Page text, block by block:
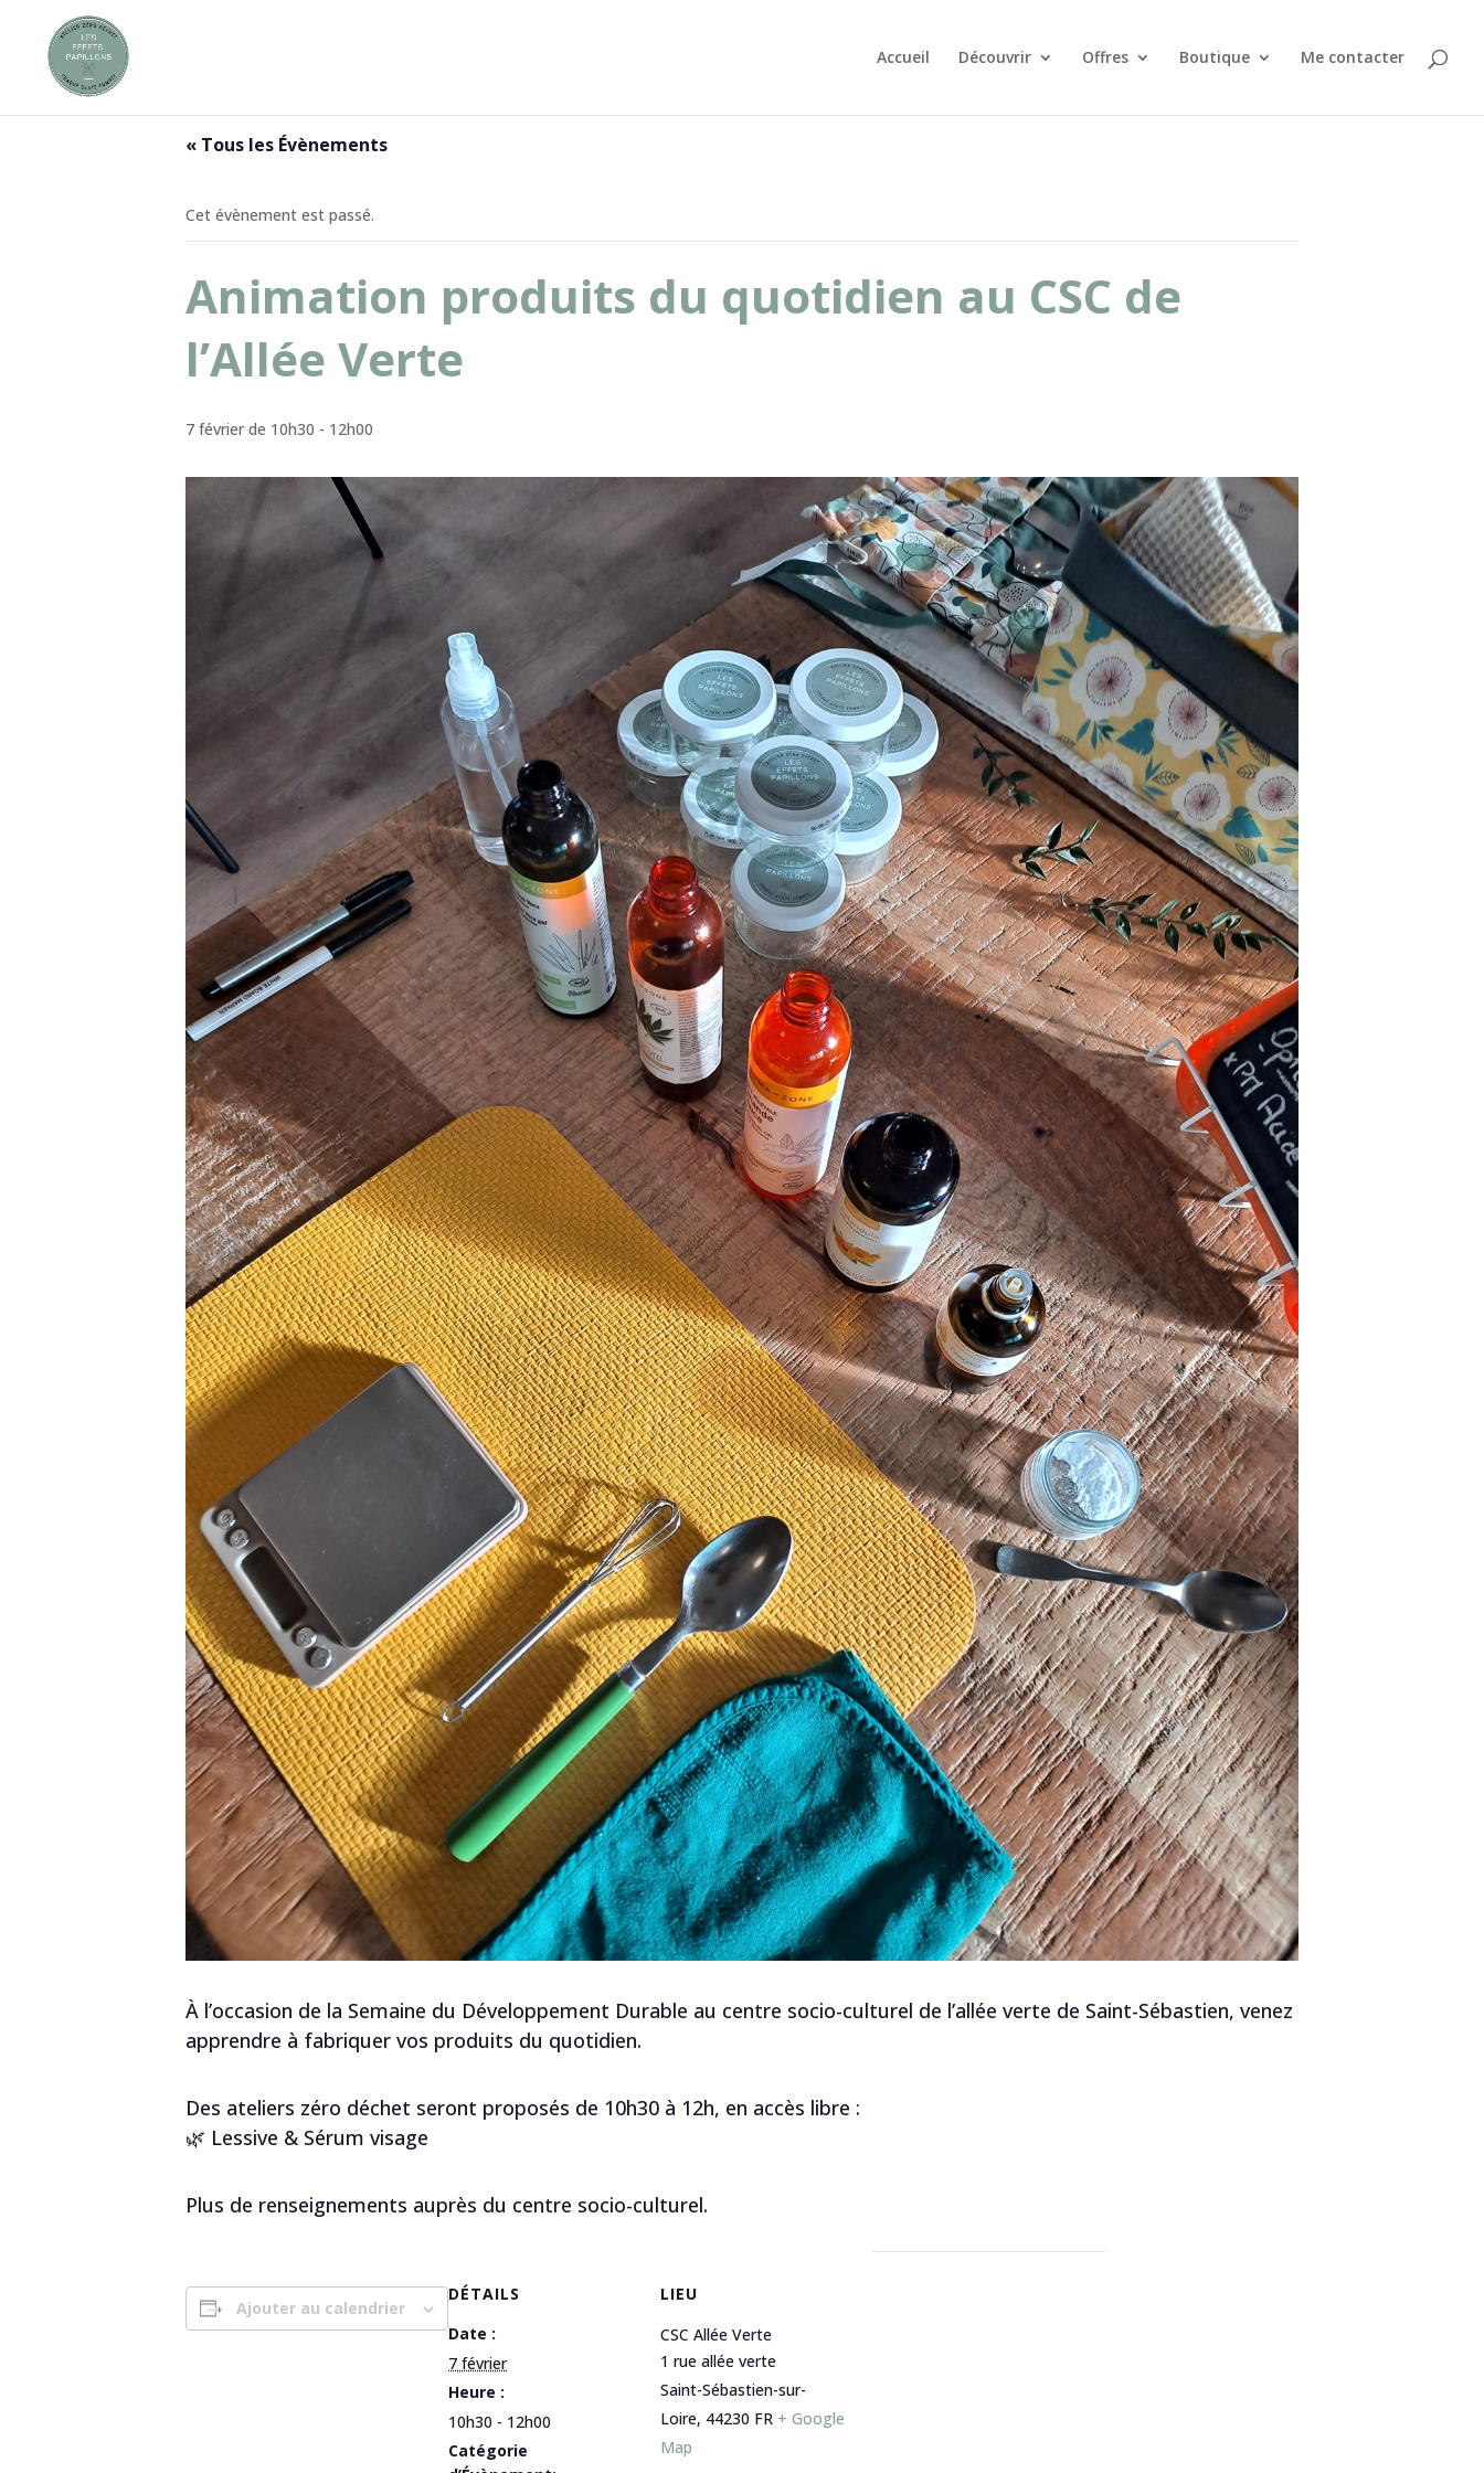
Accueil Découvrir Offres Boutique Me contacter
« Tous les Évènements
Cet évènement est passé.
Animation produits du quotidien au CSC de
l’Allée Verte
7 février de 10h30 - 12h00
À l’occasion de la Semaine du Développement Durable au centre socio-culturel de l’allée verte de Saint-Sébastien, venez
apprendre à fabriquer vos produits du quotidien.
Des ateliers zéro déchet seront proposés de 10h30 à 12h, en accès libre :
🌿 Lessive & Sérum visage
Plus de renseignements auprès du centre socio-culturel.
Ajouter au calendrier
DÉTAILS
Date :
7 février
Heure :
10h30 - 12h00
Catégorie
LIEU
CSC Allée Verte
1 rue allée verte
Saint-Sébastien-sur-
Loire, 44230 FR + Google
Map
Nom
Société/Établissement
Email
Message
Je réponds sous 48h ouvrées
Belle journée
Hélène
Envoyer